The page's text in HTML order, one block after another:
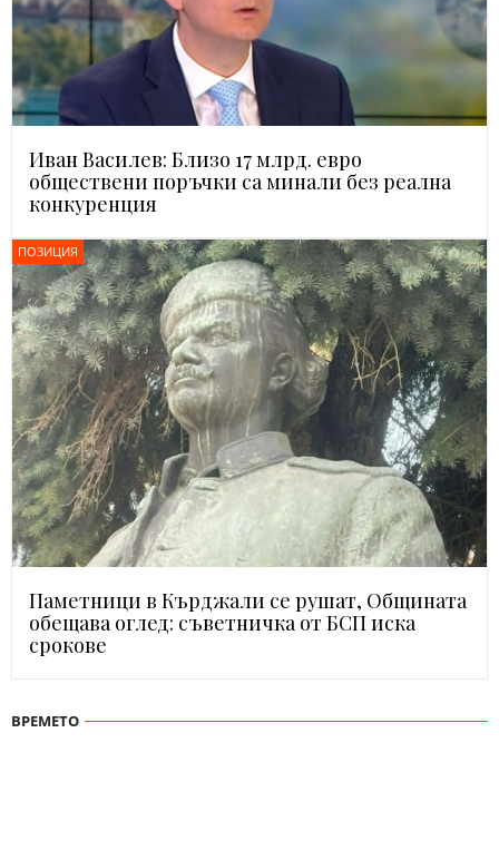
Иван Василев: Близо 17 млрд. евро
обществени поръчки са минали без реална
конкуренция
ПОЗИЦИЯ
Паметници в Кърджали се рушат, Общината
обещава оглед: съветничка от БСП иска
срокове
ВРЕМЕТО